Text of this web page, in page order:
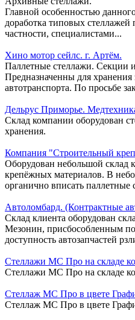
Главной особенностью
доработка типовых стеллажей
частности, специалистами...
Хино мотор сейлс. г. Артём.
Паллетные стеллажи. Секции
Предназначенны для хранения
автотранспорта. По просьбе
Дельрус Приморье.
Склад компании оборудован
хранения.
Компания "Строительный
Оборудован небольшой склад
крепёжных материалов. В
органично вписать
Автоломбард. (Контрактные
Склад клиента оборудован
Мезонин, присбособленным
доступность автозапчастей
Стеллажи МС Про на складе
Стеллажи МС Про на складе
Стеллаж МС Про в цвете
Стеллаж МС Про в цвете